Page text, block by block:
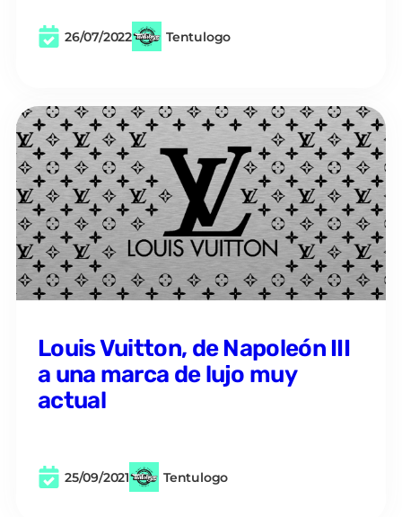
26/07/2022 Tentulogo
Louis Vuitton, de Napoleón III
a una marca de lujo muy
actual
25/09/2021 Tentulogo